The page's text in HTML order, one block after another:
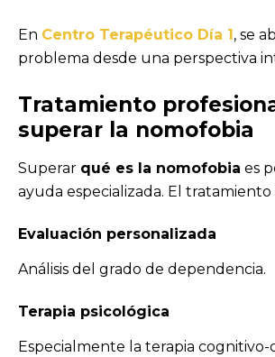
En Centro Terapéutico Día 1 , se
problema desde una perspectiva
Tratamiento
superar la nomofobia
Superar qué es la nomofobia es
ayuda especializada. El
Evaluación personalizada
Análisis del grado de dependencia.
Terapia psicológica
Especialmente la terapia